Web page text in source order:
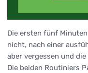
Die ersten fünf
nicht, nach einer
aber vergessen und
Die beiden Routiniers